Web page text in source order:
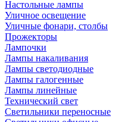
Настольные лампы
Уличное освещение
Уличные фонари, столбы
Прожекторы
Лампочки
Лампы накаливания
Лампы светодиодные
Лампы галогенные
Лампы линейные
Технический свет
Светильники переносные